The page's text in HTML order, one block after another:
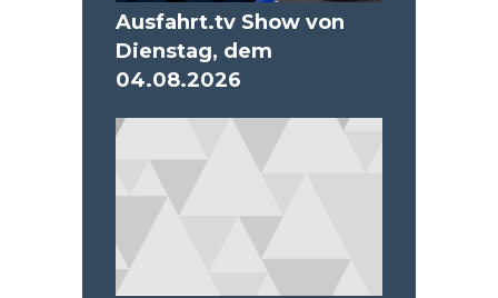
Ausfahrt.tv Show von
Dienstag, dem
04.08.2026